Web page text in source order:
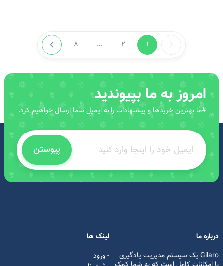
1
2
...
8
امروز به ما بپیوندید
#ما بهترین خریدها و پیشنهادات را به ایمیل شما ارسال خواهیم کرد.
پیوستن
درباره ما
Gilaro یک سیستم مدیریت یادگیری
لینک ها
- ورود